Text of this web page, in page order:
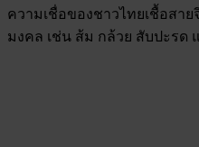
ความเชื่อของชาวไทยเชื้อสา
มงคล เช่น ส้ม กล้วย สับปะรด